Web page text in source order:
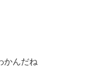
かんだね